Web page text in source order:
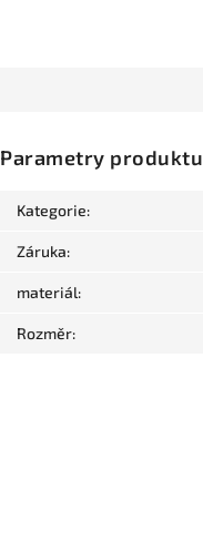
Parametry produktu
Kategorie:
Záruka:
materiál:
Rozměr: